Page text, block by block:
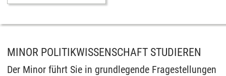
MINOR POLITIKWISSENSCHAFT STUDIEREN
Der Minor führt Sie in grundlegende Fragestellungen